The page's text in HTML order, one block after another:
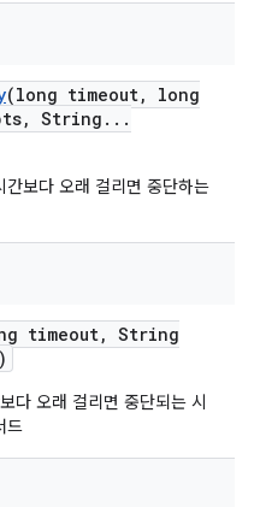
(long timeout,
long
, String . . .
보다 오래 걸리면 중단하는
timeout, String
다 오래 걸리면 중단되는 시
드